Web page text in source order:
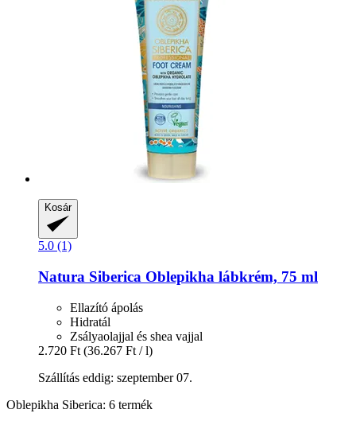
Kosár
5.0 (1)
Natura Siberica Oblepikha lábkrém, 75 ml
Ellazító ápolás
Hidratál
Zsályaolajjal és shea vajjal
2.720 Ft (36.267 Ft / l)
Szállítás eddig: szeptember 07.
Oblepikha Siberica: 6 termék